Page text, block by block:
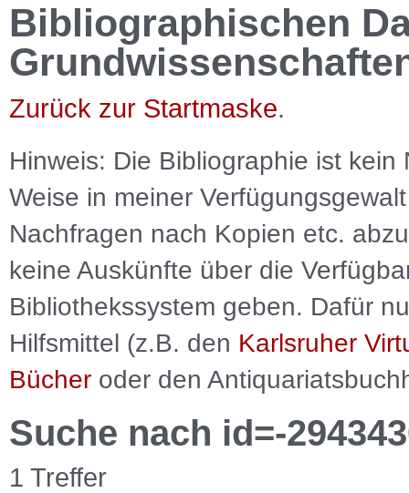
Bibliographischen
Zurück zur Startmaske.
Hinweis: Die Bibliographie ist kein
Weise in meiner
Nachfragen nach Kopien etc.
keine Auskünfte über die
Bibliothekssystem geben. Dafür
Hilfsmittel (z.B. den Karlsruher
Bücher oder den
Suche nach id=-
1 Treffer